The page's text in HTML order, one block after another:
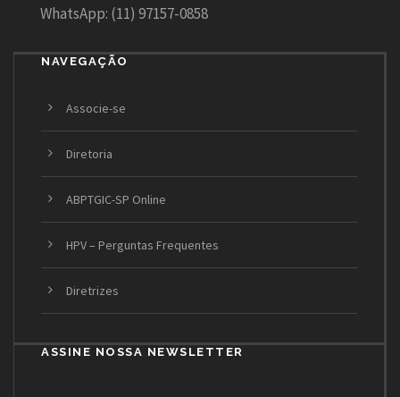
WhatsApp: (11) 97157-0858
NAVEGAÇÃO
Associe-se
Diretoria
ABPTGIC-SP Online
HPV – Perguntas Frequentes
Diretrizes
ASSINE NOSSA NEWSLETTER